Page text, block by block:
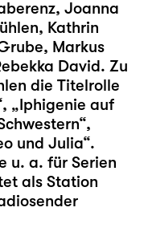
Joanna
Kathrin
Markus
David. Zu
die Titelrolle
„Iphigenie auf
und Julia“.
u. a. für Serien
als Station